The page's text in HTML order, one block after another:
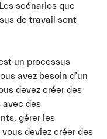
scénarios que
de travail sont
un processus
avez besoin d’un
devez créer des
avec des
gérer les
deviez créer des